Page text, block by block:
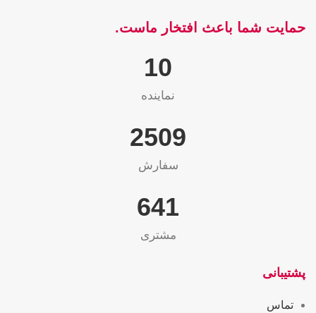
حمایت شما باعث افتخار ماست.
10
نماینده
2565
سفارش
655
مشتری
پشتیبانی
تماس